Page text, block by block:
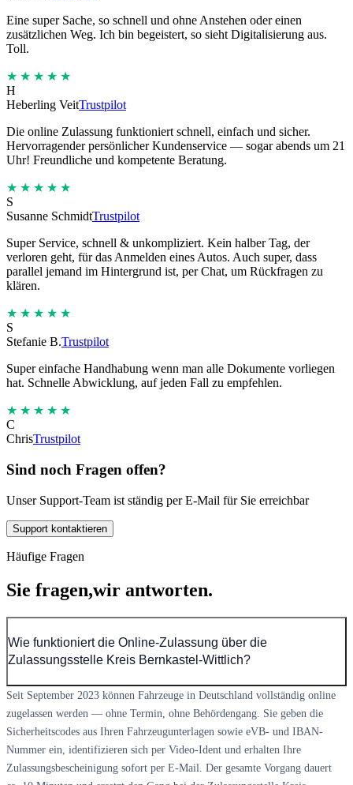
Eine super Sache, so schnell und ohne Anstehen oder einen
zusätzlichen Weg. Ich bin begeistert, so sieht Digitalisierung aus.
Toll.
★★★★★
H
Heberling VeitTrustpilot
Die online Zulassung funktioniert schnell, einfach und sicher.
Hervorragender persönlicher Kundenservice — sogar abends um 21
Uhr! Freundliche und kompetente Beratung.
★★★★★
S
Susanne SchmidtTrustpilot
Super Service, schnell & unkompliziert. Kein halber Tag, der
verloren geht, für das Anmelden eines Autos. Auch super, dass
parallel jemand im Hintergrund ist, per Chat, um Rückfragen zu
klären.
★★★★★
S
Stefanie B.Trustpilot
Super einfache Handhabung wenn man alle Dokumente vorliegen
hat. Schnelle Abwicklung, auf jeden Fall zu empfehlen.
★★★★★
C
ChrisTrustpilot
Sind noch Fragen offen?
Unser Support-Team ist ständig per E-Mail für Sie erreichbar
Support kontaktieren
Häufige Fragen
Sie fragen,wir antworten.
Wie funktioniert die Online-Zulassung über die
Zulassungsstelle Kreis Bernkastel-Wittlich?
Seit September 2023 können Fahrzeuge in Deutschland vollständig online
zugelassen werden — ohne Termin, ohne Behördengang. Sie geben die
Sicherheitscodes aus Ihren Fahrzeugunterlagen sowie eVB- und IBAN-
Nummer ein, identifizieren sich per Video-Ident und erhalten Ihre
Zulassungsbescheinigung sofort per E-Mail. Der gesamte Vorgang dauert